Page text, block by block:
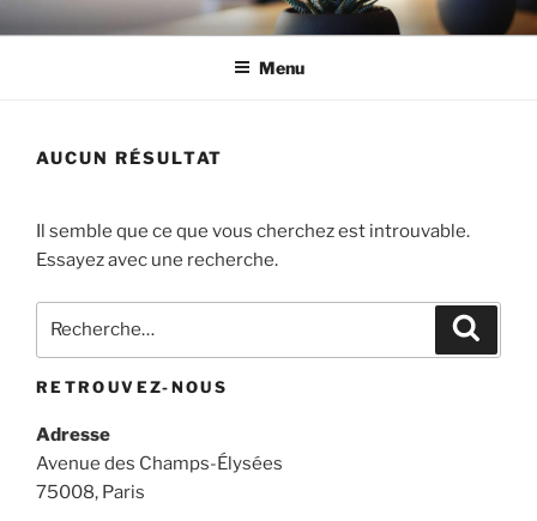
au
AKREATOR FORMATIONS
Institut de formation continue sur mesure
Menu
AUCUN RÉSULTAT
Il semble que ce que vous cherchez est introuvable.
Essayez avec une recherche.
pour
RETROUVEZ-NOUS
Adresse
Avenue des Champs-Élysées
75008, Paris